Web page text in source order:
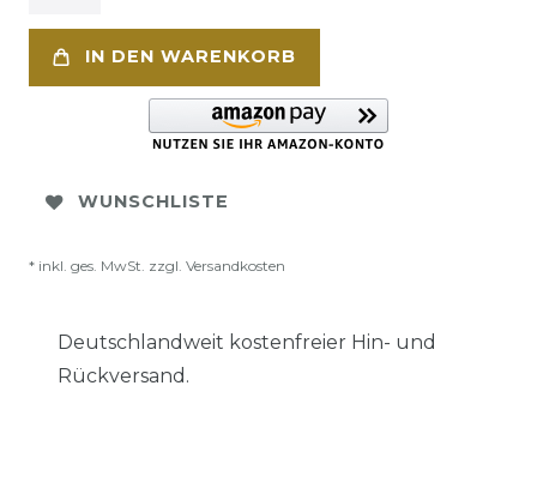
IN DEN WARENKORB
WUNSCHLISTE
* inkl. ges. MwSt. zzgl. Versandkosten
Deutschlandweit kostenfreier Hin- und
Rückversand.